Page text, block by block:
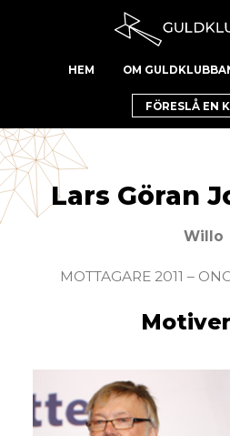
HEM OM
FÖRESLÅ EN
Lars Göran
Willo
MOTTAGARE 2011 –